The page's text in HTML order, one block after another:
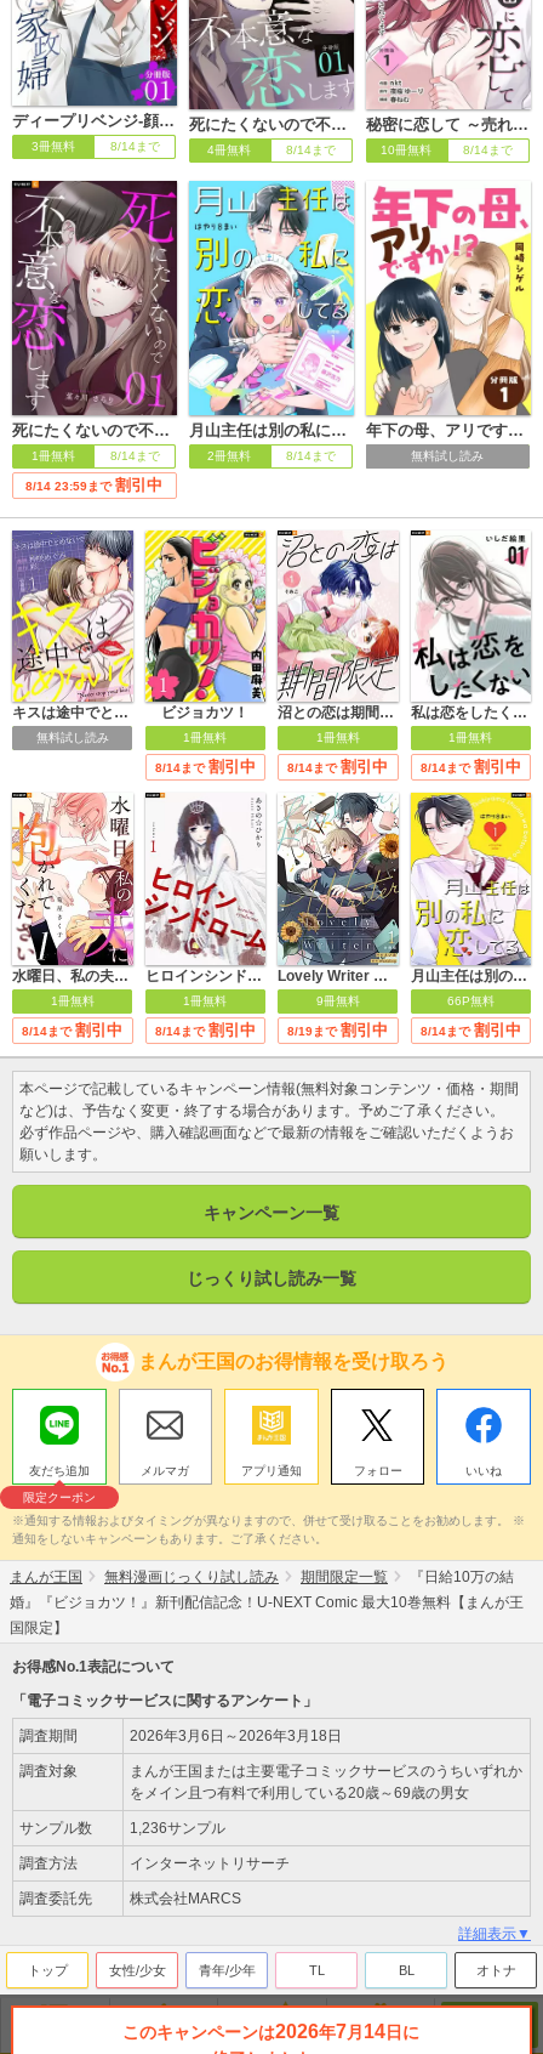
ディープリベンジ-顔を捨てた家政婦- 【分冊版】
3冊無料 8/14まで
死にたくないので不本意な恋します 【分冊版】
4冊無料 8/14まで
秘密に恋して ～売れっ子俳優の幼なじみに溺愛されてます～ 【分冊版】
10冊無料 8/14まで
死にたくないので不本意な恋します
1冊無料 8/14まで
8/14 23:59まで 割引中
月山主任は別の私に恋してる 【分冊版】
2冊無料 8/14まで
年下の母、アリですか!? 【分冊版】
無料試し読み
キスは途中でとめないで 【分冊版】
無料試し読み
ビジョカツ！
1冊無料
8/14まで 割引中
沼との恋は期間限定
1冊無料
8/14まで 割引中
私は恋をしたくない
1冊無料
8/14まで 割引中
水曜日、私の夫に抱かれてください
1冊無料
8/14まで 割引中
ヒロインシンドローム
1冊無料
8/14まで 割引中
Lovely Writer 【分冊版】
9冊無料
8/19まで 割引中
月山主任は別の私に恋してる
66P無料
8/14まで 割引中
本ページで記載しているキャンペーン情報(無料対象コンテンツ・価格・期間
など)は、予告なく変更・終了する場合があります。予めご了承ください。
必ず作品ページや、購入確認画面などで最新の情報をご確認いただくようお
願いします。
キャンペーン一覧
じっくり試し読み一覧
このキャンペーンは2026年7月 14日に
まんが王国のお得情報を受け取ろう
友だち追加
限定クーポン
メルマガ アプリ通知 フォロー いいね
※通知する情報およびタイミングが異なりますので、併せて受け取ることをお勧めします。 ※
通知をしないキャンペーンもあります。ご了承ください。
まんが王国 無料漫画じっくり試し読み 期間限定一覧
『日給10万の結
婚』『ビジョカツ！』新刊配信記念！U-NEXT Comic 最大10巻無料【まんが王
国限定】
お得感No.1表記について
「電子コミックサービスに関するアンケート」
調査期間 2026年3月6日～2026年3月18日
調査対象
まんが王国または主要電子コミックサービスのうちいずれか
をメイン且つ有料で利用している20歳～69歳の男女
サンプル数 1,236サンプル
調査方法 インターネットリサーチ
調査委託先 株式会社MARCS
詳細表示▼
トップ 女性/少女 青年/少年 TL BL オトナ
ランキング 新刊 来店ﾎﾟｲﾝﾄ